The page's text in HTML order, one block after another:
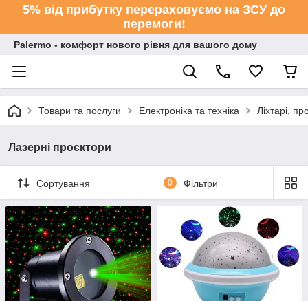
5% від прибутку перераховуємо на ЗСУ до
перемоги!
Palermo - комфорт нового рівня для вашого дому
Товари та послуги Електроніка та техніка Ліхтарі,
Лазерні проєктори
Сортування 0 Фільтри